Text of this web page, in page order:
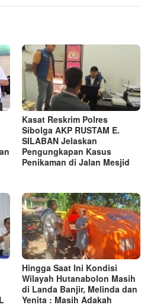
Kasat Reskrim Polres
Sibolga AKP RUSTAM E.
SILABAN Jelaskan
Pengungkapan Kasus
Penikaman di Jalan Mesjid
Hingga Saat Ini Kondisi
Wilayah Hutanabolon Masih
di Landa Banjir, Melinda dan
Yenita : Masih Adakah